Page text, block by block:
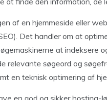
af en hjemmeside eller
Det handler om at
at indeksere
relevante søgeord og
en teknisk optimering af
en god og sikker hosting-